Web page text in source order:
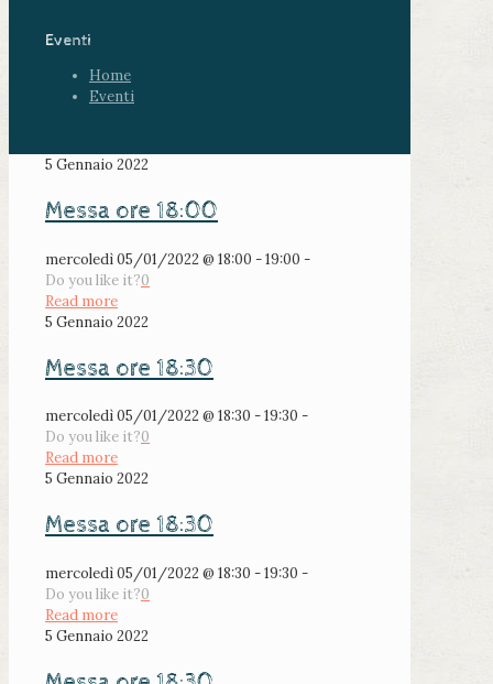
Eventi
Home
Eventi
5 Gennaio 2022
Messa ore 18:00
mercoledì 05/01/2022 @ 18:00 - 19:00 -
Do you like it?0
Read more
5 Gennaio 2022
Messa ore 18:30
mercoledì 05/01/2022 @ 18:30 - 19:30 -
Do you like it?0
Read more
5 Gennaio 2022
Messa ore 18:30
mercoledì 05/01/2022 @ 18:30 - 19:30 -
Do you like it?0
Read more
5 Gennaio 2022